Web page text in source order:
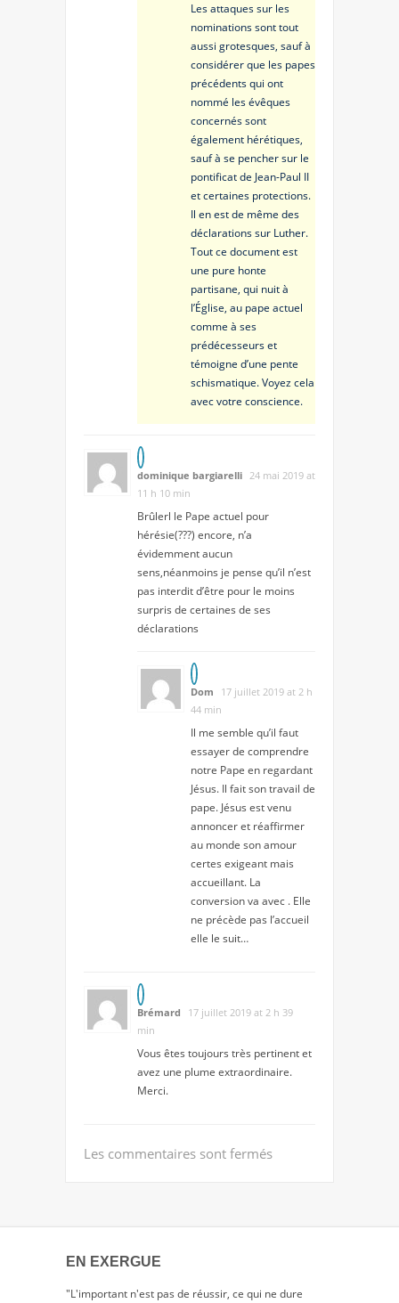
Les attaques sur les
nominations sont tout
aussi grotesques, sauf à
considérer que les papes
précédents qui ont
nommé les évêques
concernés sont
également hérétiques,
sauf à se pencher sur le
pontificat de Jean-Paul II
et certaines protections.
Il en est de même des
déclarations sur Luther.
Tout ce document est
une pure honte
partisane, qui nuit à
l’Église, au pape actuel
comme à ses
prédécesseurs et
témoigne d’une pente
schismatique. Voyez cela
avec votre conscience.
dominique bargiarelli 24 mai 2019 at
11 h 10 min
Brûlerl le Pape actuel pour
hérésie(???) encore, n’a
évidemment aucun
sens,néanmoins je pense qu’il n’est
pas interdit d’être pour le moins
surpris de certaines de ses
déclarations
Dom
17 juillet 2019 at 2 h
44 min
Il me semble qu’il faut
essayer de comprendre
notre Pape en regardant
Jésus. Il fait son travail de
pape. Jésus est venu
annoncer et réaffirmer
au monde son amour
certes exigeant mais
accueillant. La
conversion va avec . Elle
ne précède pas l’accueil
elle le suit…
Brémard
17 juillet 2019 at 2 h 39
min
Vous êtes toujours très pertinent et
avez une plume extraordinaire.
Merci.
Les commentaires sont fermés
EN EXERGUE
"L'important n'est pas de réussir, ce qui ne dure